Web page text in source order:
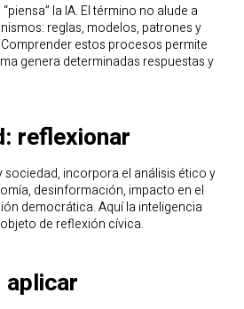
la IA. El término no alude a
reglas, modelos, patrones y
estos procesos permite
genera determinadas respuestas y
reflexionar
sociedad, incorpora el análisis ético y
desinformación, impacto en el
democrática. Aquí la inteligencia
de reflexión cívica.
aplicar